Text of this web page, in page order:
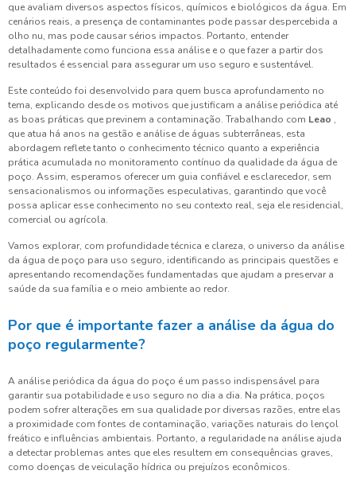
que avaliam diversos aspectos físicos, químicos e biológicos da água. Em
cenários reais, a presença de contaminantes pode passar despercebida a
olho nu, mas pode causar sérios impactos. Portanto, entender
detalhadamente como funciona essa análise e o que fazer a partir dos
resultados é essencial para assegurar um uso seguro e sustentável.
Este conteúdo foi desenvolvido para quem busca aprofundamento no
tema, explicando desde os motivos que justificam a análise periódica até
as boas práticas que previnem a contaminação. Trabalhando com Leao ,
que atua há anos na gestão e análise de águas subterrâneas, esta
abordagem reflete tanto o conhecimento técnico quanto a experiência
prática acumulada no monitoramento contínuo da qualidade da água de
poço. Assim, esperamos oferecer um guia confiável e esclarecedor, sem
sensacionalismos ou informações especulativas, garantindo que você
possa aplicar esse conhecimento no seu contexto real, seja ele residencial,
comercial ou agrícola.
Vamos explorar, com profundidade técnica e clareza, o universo da análise
da água de poço para uso seguro, identificando as principais questões e
apresentando recomendações fundamentadas que ajudam a preservar a
saúde da sua família e o meio ambiente ao redor.
Por que é importante fazer a análise da água do
poço regularmente?
A análise periódica da água do poço é um passo indispensável para
garantir sua potabilidade e uso seguro no dia a dia. Na prática, poços
podem sofrer alterações em sua qualidade por diversas razões, entre elas
a proximidade com fontes de contaminação, variações naturais do lençol
freático e influências ambientais. Portanto, a regularidade na análise ajuda
a detectar problemas antes que eles resultem em consequências graves,
como doenças de veiculação hídrica ou prejuízos econômicos.